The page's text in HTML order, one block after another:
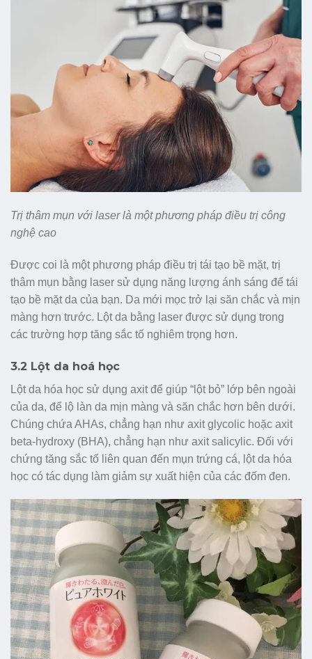
Trị thâm mụn với laser là một phương pháp điều trị công
nghệ cao
Được coi là một phương pháp điều trị tái tạo bề mặt, trị
thâm mụn bằng laser sử dụng năng lượng ánh sáng để tái
tạo bề mặt da của bạn. Da mới mọc trở lại săn chắc và mịn
màng hơn trước. Lột da bằng laser được sử dụng trong
các trường hợp tăng sắc tố nghiêm trọng hơn.
3.2 Lột da hoá học
Lột da hóa học sử dụng axit để giúp “lột bỏ” lớp bên ngoài
của da, để lộ làn da mịn màng và săn chắc hơn bên dưới.
Chúng chứa AHAs, chẳng hạn như axit glycolic hoặc axit
beta-hydroxy (BHA), chẳng hạn như axit salicylic. Đối với
chứng tăng sắc tố liên quan đến mụn trứng cá, lột da hóa
học có tác dụng làm giảm sự xuất hiện của các đốm đen.